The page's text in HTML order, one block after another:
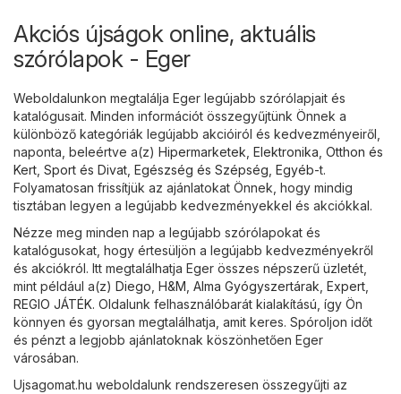
Akciós újságok online, aktuális
szórólapok - Eger
Weboldalunkon megtalálja Eger legújabb szórólapjait és
katalógusait. Minden információt összegyűjtünk Önnek a
különböző kategóriák legújabb akcióiról és kedvezményeiről,
naponta, beleértve a(z) Hipermarketek Elektronika Otthon és
Kert Sport és Divat Egészség és Szépség Egyéb-t.
Folyamatosan frissítjük az ajánlatokat Önnek, hogy mindig
tisztában legyen a legújabb kedvezményekkel és akciókkal.
Nézze meg minden nap a legújabb szórólapokat és
katalógusokat, hogy értesüljön a legújabb kedvezményekről
és akciókról. Itt megtalálhatja Eger összes népszerű üzletét,
mint például a(z) Diego H&M Alma Gyógyszertárak Expert
REGIO JÁTÉK. Oldalunk felhasználóbarát kialakítású, így Ön
könnyen és gyorsan megtalálhatja, amit keres. Spóroljon időt
és pénzt a legjobb ajánlatoknak köszönhetően Eger
városában.
Ujsagomat.hu weboldalunk rendszeresen összegyűjti az